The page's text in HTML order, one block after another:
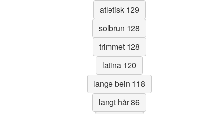
atletisk 129
solbrun 128
trimmet 128
latina 120
lange bein 118
langt hår 86